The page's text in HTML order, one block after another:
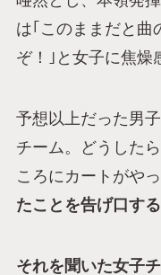
は｢このままだと曲
ぞ！｣と女子に焦燥
予想以上だった男
チーム。どうした
ころにカートがやっ
たことを告げ口する
それを聞いた女子